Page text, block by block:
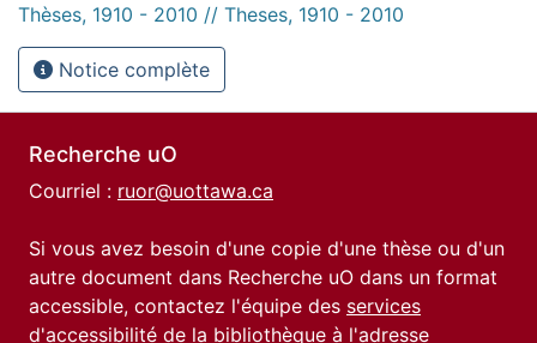
Thèses, 1910 - 2010 // Theses, 1910 - 2010
Notice complète
Recherche uO
Courriel : ruor@uottawa.ca
Si vous avez besoin d'une copie d'une thèse ou d'un
autre document dans Recherche uO dans un format
accessible, contactez l'équipe des services
d'accessibilité de la bibliothèque à l'adresse